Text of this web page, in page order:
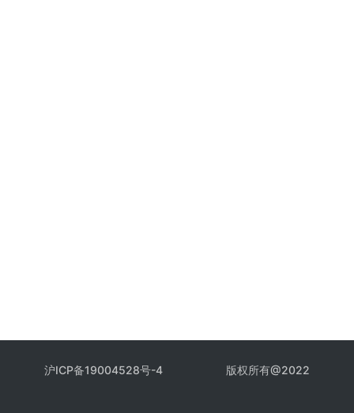
沪ICP备19004528号-4 版权所有@2022